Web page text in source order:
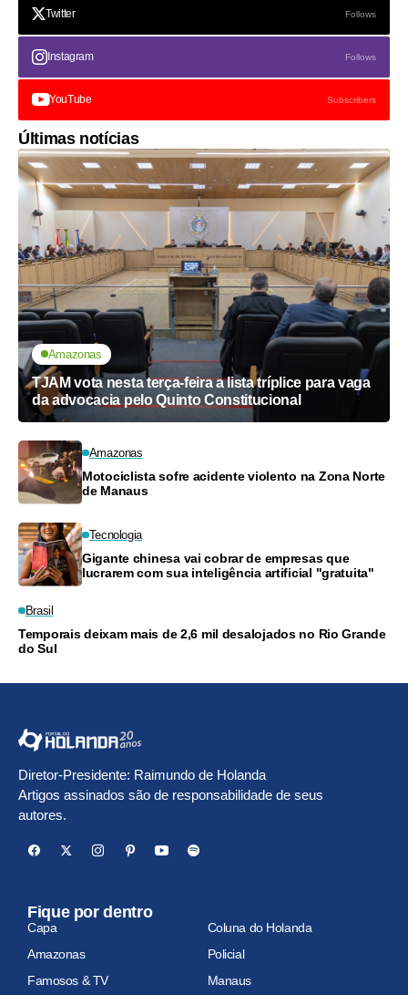
Twitter Follows
Instagram Follows
YouTube Subscribers
Últimas notícias
Amazonas
TJAM vota nesta terça-feira a lista tríplice para vaga
da advocacia pelo Quinto Constitucional
Amazonas
Motociclista sofre acidente violento na Zona Norte
de Manaus
Tecnologia
Gigante chinesa vai cobrar de empresas que
lucrarem com sua inteligência artificial "gratuita"
Brasil
Temporais deixam mais de 2,6 mil desalojados no Rio Grande
do Sul
Diretor-Presidente: Raimundo de Holanda
Artigos assinados são de responsabilidade de seus
autores.
Fique por dentro
Capa
Coluna do Holanda
Amazonas
Policial
Famosos & TV
Manaus